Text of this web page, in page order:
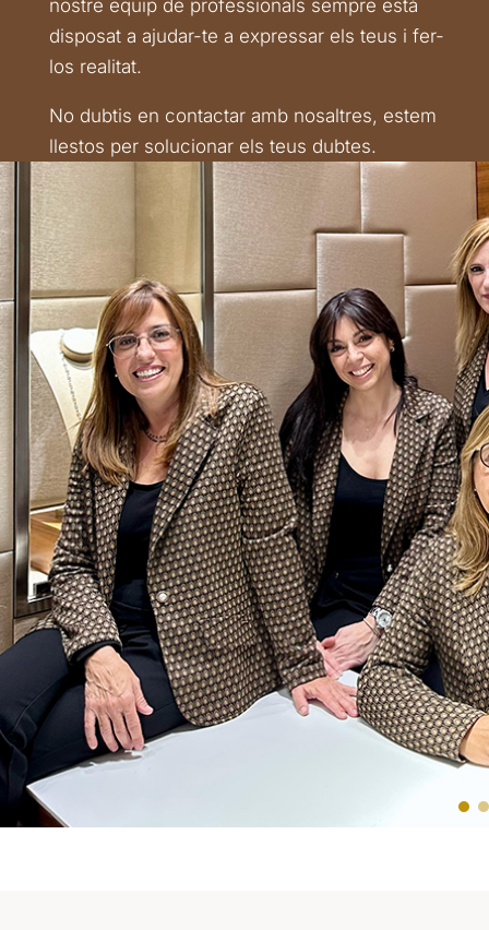
nostre equip de professionals sempre està
disposat a ajudar-te a expressar els teus i fer-
los realitat.
No dubtis en contactar amb nosaltres, estem
llestos per solucionar els teus dubtes.